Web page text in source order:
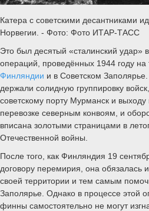
Катера с советскими десантниками
Норвегии. - Фото: Фото ИТАР-ТАСС
Это был десятый «сталинский удар»
операций, проведённых 1944 году на
Финляндии и в Советском
держали солидную группировку
советскому порту Мурманск и выходу
перевозке северным конвоям, и
вписана золотыми страницами в
Отечественной войны.
После того, как Финляндия 19
договору перемирия, она обязалась
своей территории и тем самым
Заполярье. Однако в процессе этой
финны самостоятельно не могут